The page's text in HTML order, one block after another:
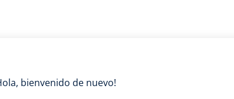
bienvenido de nuevo!